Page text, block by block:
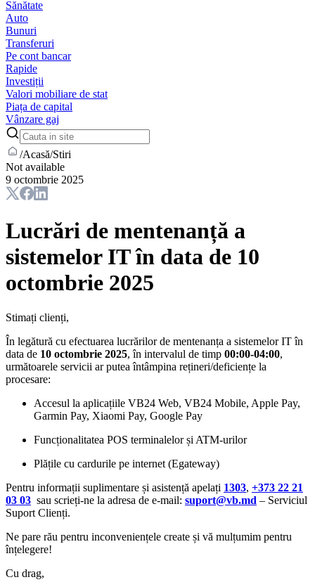
Sănătate
Auto
Bunuri
Transferuri
Pe cont bancar
Rapide
Investiții
Valori mobiliare de stat
Piața de capital
Vânzare gaj
/Acasă/Stiri
Not available
9 octombrie 2025
Lucrări de mentenanță a
sistemelor IT în data de 10
octombrie 2025
Stimați clienți,
În legătură cu efectuarea lucrărilor de mentenanța a sistemelor IT în
data de 10 octombrie 2025, în intervalul de timp 00:00-04:00,
următoarele servicii ar putea întâmpina rețineri/deficiențe la
procesare:
Accesul la aplicațiile VB24 Web, VB24 Mobile, Apple Pay,
Garmin Pay, Xiaomi Pay, Google Pay
Funcționalitatea POS terminalelor și ATM-urilor
Plățile cu cardurile pe internet (Egateway)
Pentru informații suplimentare și asistență apelați 1303, +373 22 21
03 03 sau scrieți-ne la adresa de e-mail: suport@vb.md – Serviciul
Suport Clienți.
Ne pare rău pentru inconveniențele create și vă mulțumim pentru
înțelegere!
Cu drag,